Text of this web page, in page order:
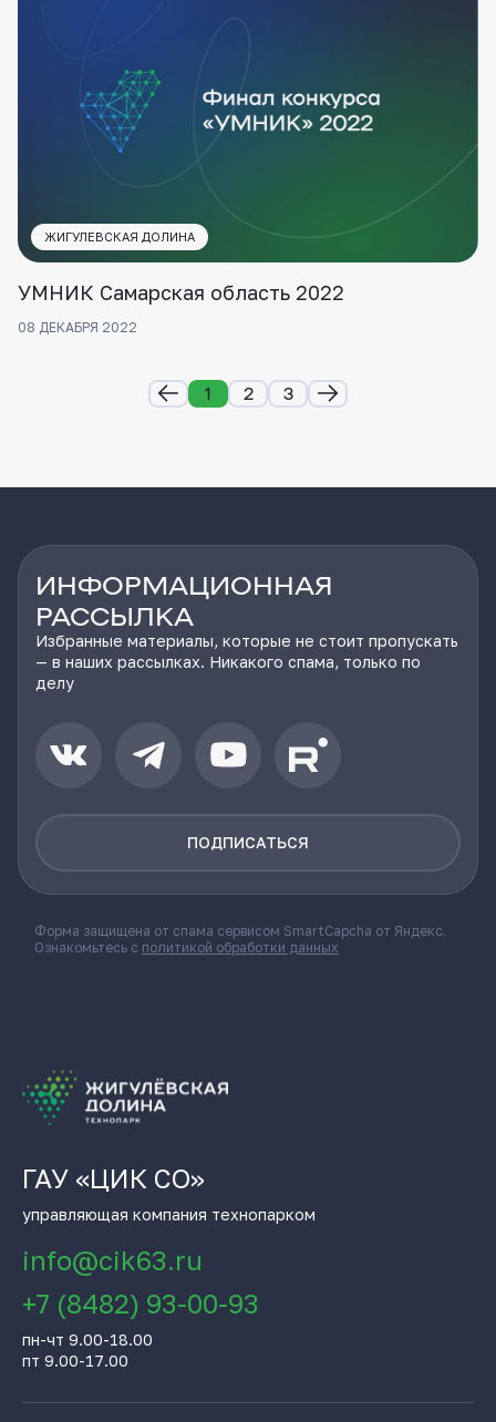
ЖИГУЛЕВСКАЯ ДОЛИНА
УМНИК Самарская область 2022
08 ДЕКАБРЯ 2022
1 2 3
ИНФОРМАЦИОННАЯ
РАССЫЛКА
Избранные материалы, которые не стоит пропускать
— в наших рассылках. Никакого спама, только по
делу
ПОДПИСАТЬСЯ
Форма защищена от спама сервисом SmartCapcha от Яндекс.
Ознакомьтесь с политикой обработки данных
ГАУ «ЦИК СО»
управляющая компания технопарком
info@cik63.ru
+7 (8482) 93-00-93
пн-чт 9.00-18.00
пт 9.00-17.00